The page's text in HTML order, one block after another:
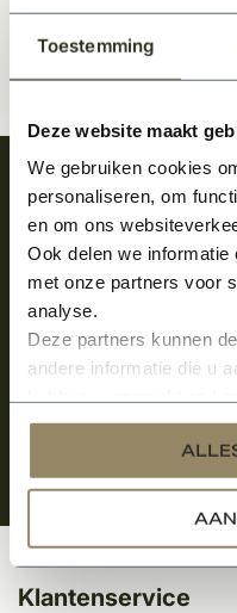
Toestemming
Deze website maakt
We gebruiken cookies
personaliseren, om
en om ons
Ook delen we
met onze partners voor
analyse.
Deze partners kunnen
andere informatie die u
services.
Meld je aan en
over onze
Aanmelden voor de
Klantenservice